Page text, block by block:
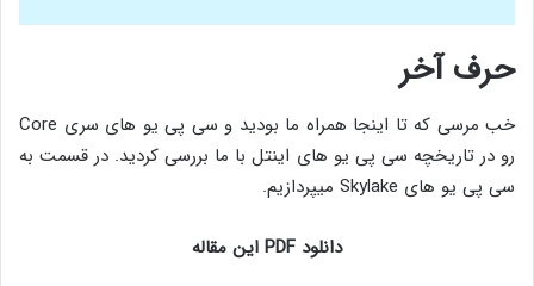
حرف آخر
خب مرسی که تا اینجا همراه ما بودید و سی پی یو های سری Core
رو در تاریخچه سی پی یو های اینتل با ما بررسی کردید. در قسمت به
سی پی یو های Skylake میپردازیم.
دانلود PDF این مقاله